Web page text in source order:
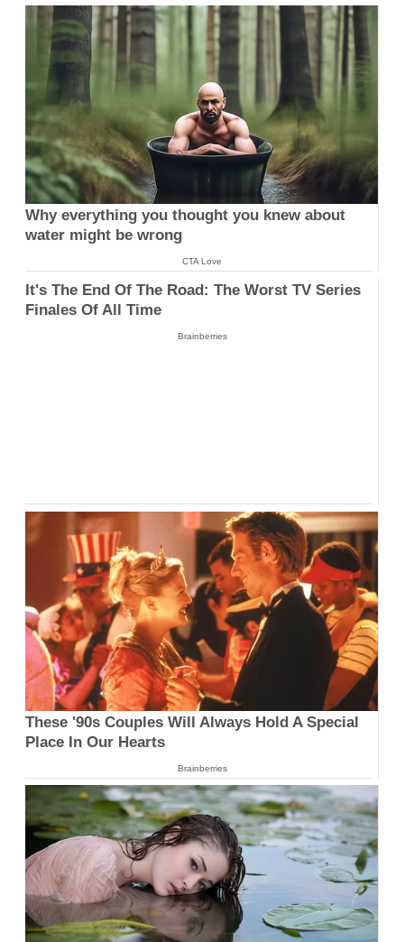
Why everything you thought you knew about
water might be wrong
CTA Love
It's The End Of The Road: The Worst TV Series
Finales Of All Time
Brainberries
These '90s Couples Will Always Hold A Special
Place In Our Hearts
Brainberries